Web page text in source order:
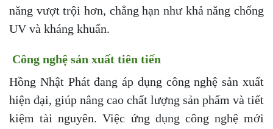
năng vượt trội hơn, chẳng hạn như khả năng chống
UV và kháng khuẩn.
Công nghệ sản xuất tiên tiến
Hồng Nhật Phát đang áp dụng công nghệ sản xuất
hiện đại, giúp nâng cao chất lượng sản phẩm và tiết
kiệm tài nguyên. Việc ứng dụng công nghệ mới